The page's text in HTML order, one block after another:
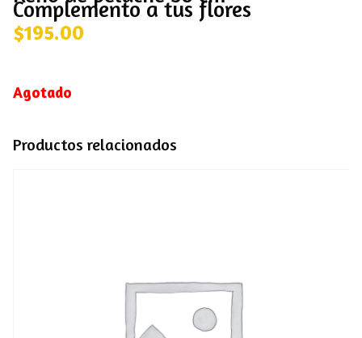
Complemento a tus flores
$195.00
Agotado
Productos relacionados